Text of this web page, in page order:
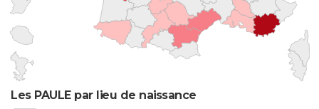
Les PAULE par lieu de naissance